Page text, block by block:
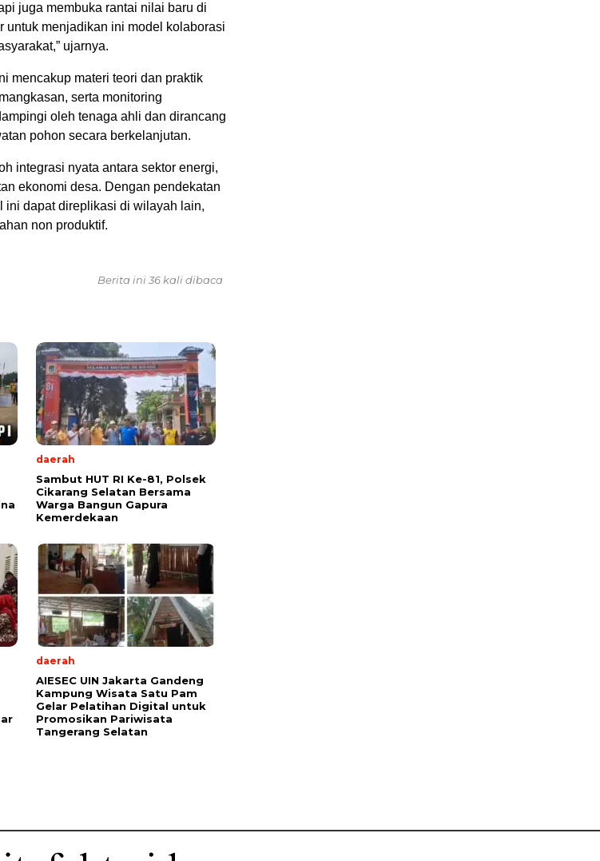
juga membuka rantai nilai baru di
untuk menjadikan ini model kolaborasi
ujarnya.
mencakup materi teori dan praktik
serta monitoring
oleh tenaga ahli dan dirancang
pohon secara berkelanjutan.
integrasi nyata antara sektor energi,
ekonomi desa. Dengan pendekatan
ini dapat direplikasi di wilayah lain,
non produktif.
Berita ini 36 kali dibaca
daerah
Sambut HUT RI Ke-81, Polsek
Cikarang Selatan Bersama
Warga Bangun Gapura
Kemerdekaan
daerah
AIESEC UIN Jakarta Gandeng
Kampung Wisata Satu Pam
Gelar Pelatihan Digital untuk
Promosikan Pariwisata
Tangerang Selatan